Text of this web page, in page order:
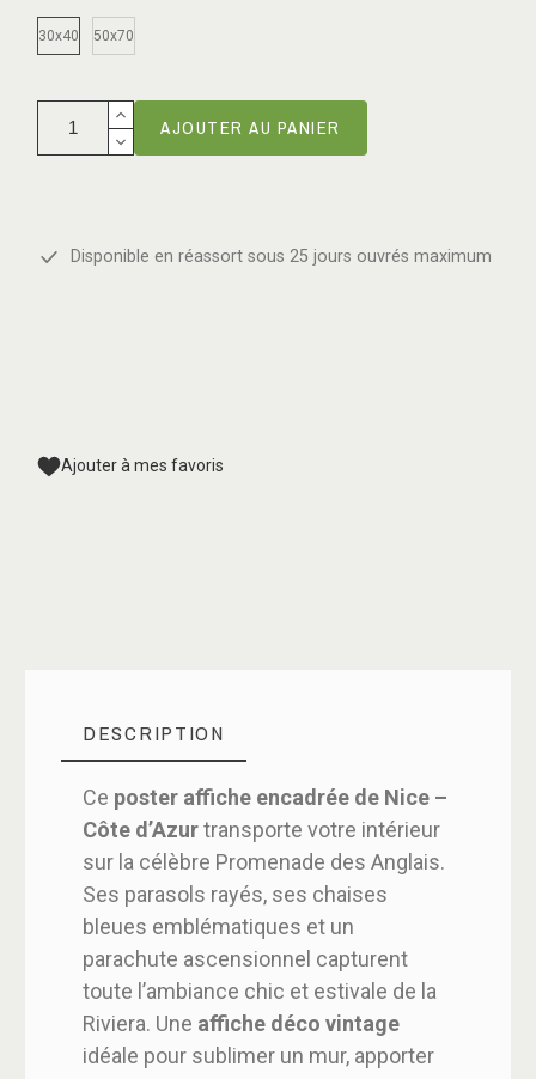
30x40 50x70
AJOUTER AU PANIER
Disponible en réassort sous 25 jours ouvrés maximum
Ajouter à mes favoris
DESCRIPTION
Ce poster affiche encadrée de Nice –
Côte d’Azurtransporte votre intérieur
sur la célèbre Promenade des Anglais.
Ses parasols rayés, ses chaises
bleues emblématiques et un
parachute ascensionnel capturent
toute l’ambiance chic et estivale de la
Riviera. Une affiche déco vintage
idéale pour sublimer un mur, apporter